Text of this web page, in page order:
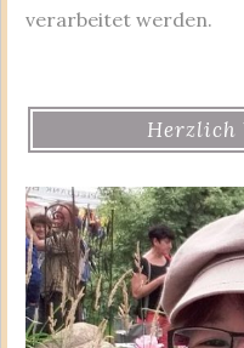
verarbeitet werden.
Herzlich